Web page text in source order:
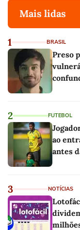
Mais lidas
1 BRASIL
Preso
2 FUTEBOL
ao
antes
3 NOTÍCIAS